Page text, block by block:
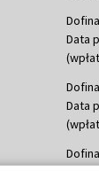
Data
Data